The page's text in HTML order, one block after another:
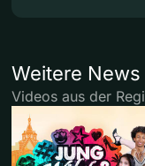
Weitere News
Videos aus der